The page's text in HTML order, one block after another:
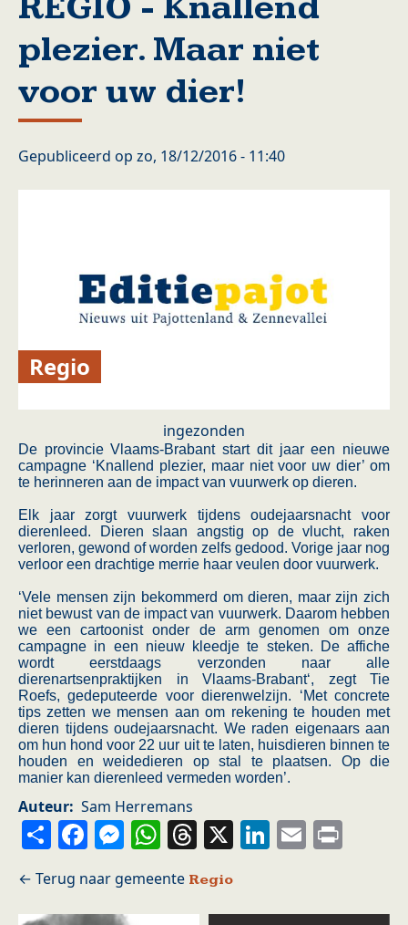
plezier. Maar niet
voor uw dier!
Gepubliceerd op zo, 18/12/2016 - 11:40
Regio
ingezonden
De provincie Vlaams-Brabant start dit jaar een nieuwe
campagne ‘Knallend plezier, maar niet voor uw dier’ om
te herinneren aan de impact van vuurwerk op dieren.
Elk jaar zorgt vuurwerk tijdens oudejaarsnacht voor
dierenleed. Dieren slaan angstig op de vlucht, raken
verloren, gewond of worden zelfs gedood. Vorige jaar nog
verloor een drachtige merrie haar veulen door vuurwerk.
‘Vele mensen zijn bekommerd om dieren, maar zijn zich
niet bewust van de impact van vuurwerk. Daarom hebben
we een cartoonist onder de arm genomen om onze
campagne in een nieuw kleedje te steken. De affiche
wordt eerstdaags verzonden naar alle
dierenartsenpraktijken in Vlaams-Brabant‘, zegt Tie
Roefs, gedeputeerde voor dierenwelzijn. ‘Met concrete
tips zetten we mensen aan om rekening te houden met
dieren tijdens oudejaarsnacht. We raden eigenaars aan
om hun hond voor 22 uur uit te laten, huisdieren binnen te
houden en weidedieren op stal te plaatsen. Op die
manier kan dierenleed vermeden worden’.
Auteur Sam Herremans
ShareFacebook
Messenger
WhatsApp
Threads
X LinkedIn
Email
Regio